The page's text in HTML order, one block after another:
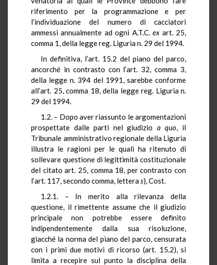
riferimento per la programmazione e per
l’individuazione del numero di cacciatori
ammessi annualmente ad ogni A.T.C.ex art. 25,
comma 1, della legge reg. Liguria n. 29 del 1994.
In definitiva, l’art. 15.2 del piano del parco,
ancorché in contrasto con l’art. 32, comma 3,
della legge n. 394 del 1991, sarebbe conforme
all’art. 25, comma 18, della legge reg. Liguria n.
29 del 1994.
1.2. – Dopo aver riassunto le argomentazioni
prospettate dalle parti nel giudizio a quo, il
Tribunale amministrativo regionale della Liguria
illustra le ragioni per le quali ha ritenuto di
sollevare questione di legittimità costituzionale
del citato art. 25, comma 18, per contrasto con
l’art. 117, secondo comma, letteras), Cost.
1.2.1. – In merito alla rilevanza della
questione, il rimettente assume che il giudizio
principale non potrebbe essere definito
indipendentemente dalla sua risoluzione,
giacché la norma del piano del parco, censurata
con i primi due motivi di ricorso (art. 15.2), si
limita a recepire sul punto la disciplina della